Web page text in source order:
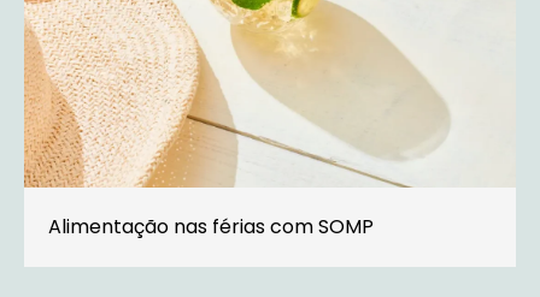
Alimentação nas férias com SOMP